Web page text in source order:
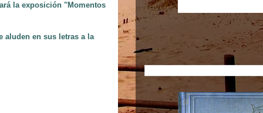
la exposición "Momentos
aluden en sus letras a la